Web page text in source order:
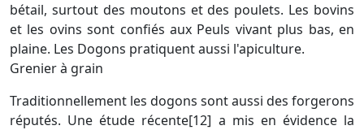
bétail, surtout des moutons et des poulets. Les bovins
et les ovins sont confiés aux Peuls vivant plus bas, en
plaine. Les Dogons pratiquent aussi l'apiculture.
Grenier à grain
Traditionnellement les dogons sont aussi des forgerons
réputés. Une étude récente[12] a mis en évidence la